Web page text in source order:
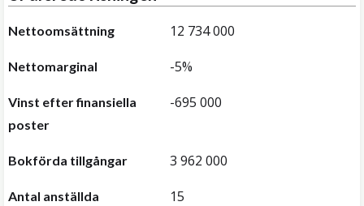
Nettoomsättning 12 734 000
Nettomarginal -5%
Vinst efter finansiella
poster
-695 000
Bokförda tillgångar 3 962 000
Antal anställda 15